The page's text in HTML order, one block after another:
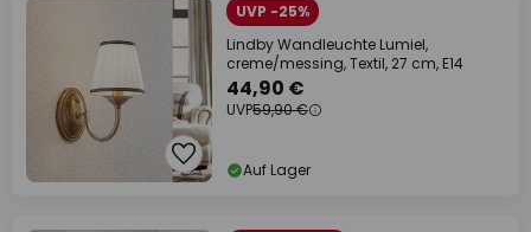
UVP -25%
Lindby Wandleuchte Lumiel,
creme/messing, Textil, 27 cm, E14
44,90 €
UVP59,90 €
Auf Lager